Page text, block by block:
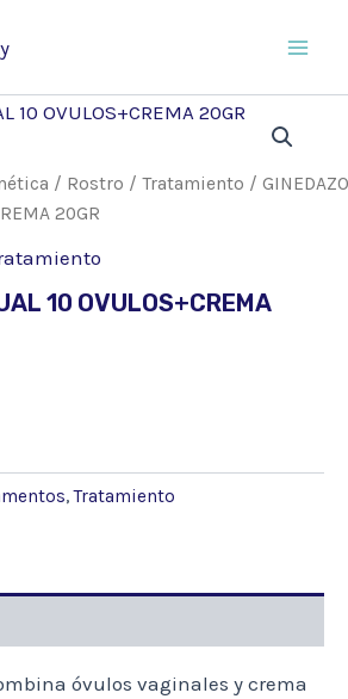
/ Rostro / Tratamiento /
20GR
10 OVULOS+CREMA
,Tratamiento
óvulos vaginales y crema